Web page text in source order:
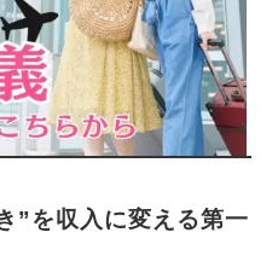
”を収入に変える第一